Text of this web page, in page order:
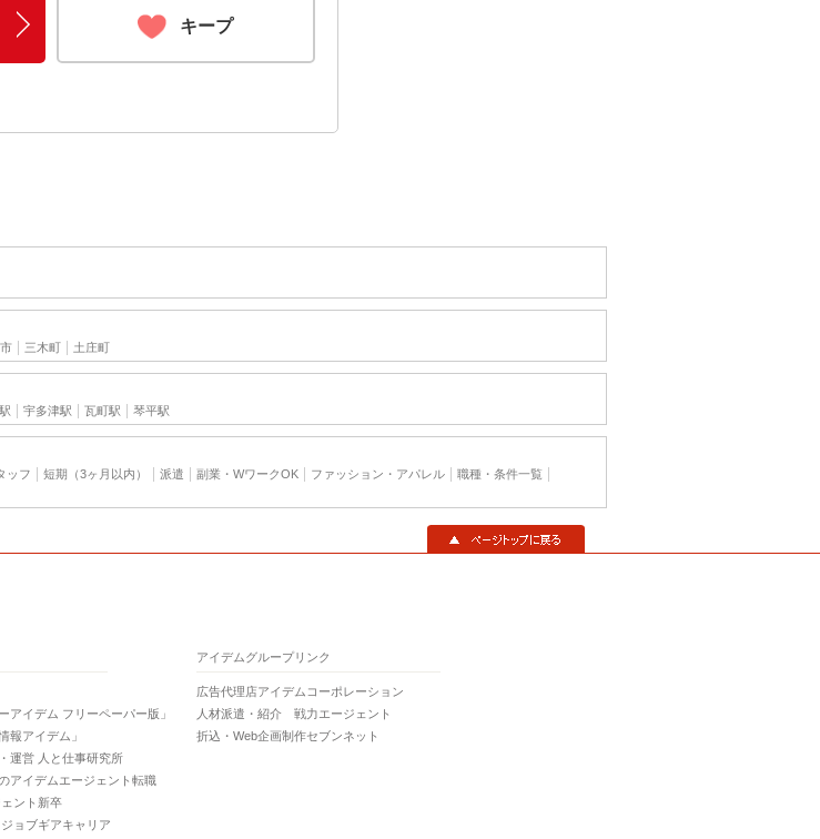
キープ
三木町 土庄町
宇多津駅 瓦町駅 琴平駅
ッフ 短期（3ヶ月以内） 派遣 副業・WワークOK ファッション・アパレル
職種・条件一覧
アイデム フリーペーパー版」
報アイデム」
運営 人と仕事研究所
アイデムエージェント転職
ント新卒
ョブギアキャリア
アイデムグループリンク
広告代理店アイデムコーポレーション
人材派遣・紹介 戦力エージェント
折込・Web企画制作セブンネット